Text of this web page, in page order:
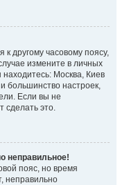
другому часовому поясу,
измените в личных
находитесь: Москва, Киев
большинство настроек,
Если вы не
сделать это.
неправильное!
пояс, но время
неправильно